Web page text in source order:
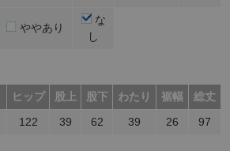
ややあり
な
し
ヒップ 股上 股下 わたり 裾幅
総丈
122 39 62 39 26 97